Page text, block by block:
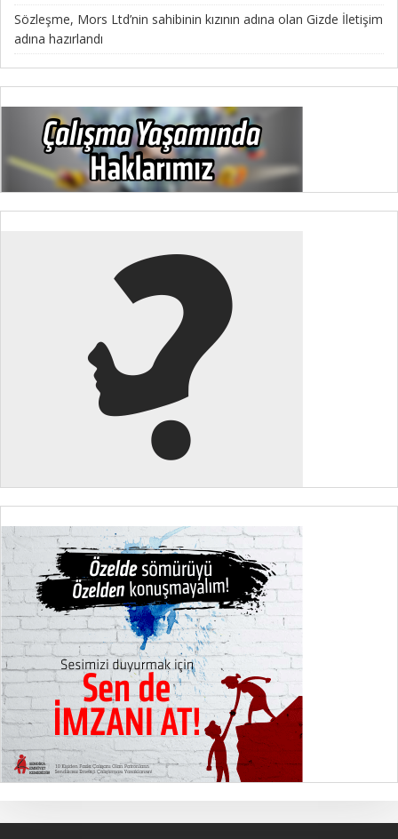
Sözleşme, Mors Ltd’nin sahibinin kızının adına olan Gizde İletişim
adına hazırlandı